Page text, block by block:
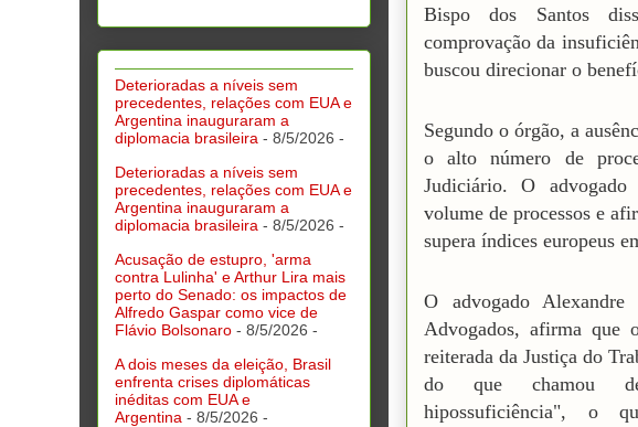
Bispo dos Santos
comprovação da
buscou direcionar o
Segundo o órgão, a
o alto número de
Judiciário. O
volume de processos e
supera índices europeus
O advogado
Advogados, afirma que
reiterada da Justiça do
do que chamou
hipossuficiência", o
Deterioradas a níveis sem
precedentes, relações com EUA e
Argentina inauguraram a
diplomacia brasileira - 8/5/2026 -
Deterioradas a níveis sem
precedentes, relações com EUA e
Argentina inauguraram a
diplomacia brasileira - 8/5/2026 -
Acusação de estupro, 'arma
contra Lulinha' e Arthur Lira mais
perto do Senado: os impactos de
Alfredo Gaspar como vice de
Flávio Bolsonaro - 8/5/2026 -
A dois meses da eleição, Brasil
enfrenta crises diplomáticas
inéditas com EUA e
Argentina - 8/5/2026 -